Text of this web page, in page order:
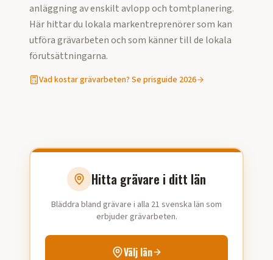
anläggning av enskilt avlopp och tomtplanering.
Här hittar du lokala markentreprenörer som kan
utföragrävarbetenoch som känner till de lokala
förutsättningarna.
Vad kostargrävarbeten? Se prisguide 2026
Hitta grävare i ditt län
Bläddra bland grävare i alla 21 svenska län som
erbjuder grävarbeten.
Välj län